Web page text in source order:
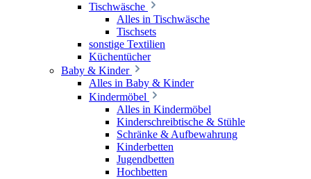
Tischwäsche
Alles in Tischwäsche
Tischsets
sonstige Textilien
Küchentücher
Baby & Kinder
Alles in Baby & Kinder
Kindermöbel
Alles in Kindermöbel
Kinderschreibtische & Stühle
Schränke & Aufbewahrung
Kinderbetten
Jugendbetten
Hochbetten